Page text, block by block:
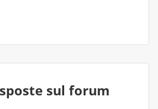
sul forum